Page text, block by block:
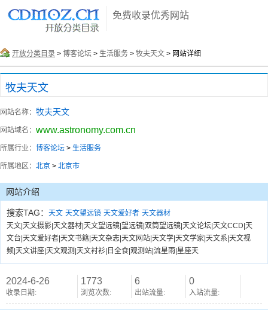
免费收录优秀网站
开放分类目录 > 博客论坛 > 生活服务 > 牧夫天文 > 网站详细
牧夫天文
网站名称： 牧夫天文
网站域名： www.astronomy.com.cn
所属行业： 博客论坛 > 生活服务
所属地区： 北京 > 北京市
网站介绍
搜索TAG： 天文 天文望远镜 天文爱好者 天文器材
天文|天文摄影|天文器材|天文望远镜|望远镜|双筒望远镜|天文论坛|天文CCD|天
文台|天文爱好者|天文书籍|天文杂志|天文网站|天文学|天文学家|天文系|天文视
频|天文讲座|天文观测|天文衬衫|日全食|观测站|流星雨|星座天
2024-6-26
收录日期:
1773
浏览次数:
6
出站流量:
0
入站流量: